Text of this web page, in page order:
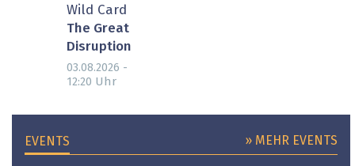
Wild Card
The Great
Disruption
03.08.2026 -
12:20 Uhr
EVENTS » MEHR EVENTS